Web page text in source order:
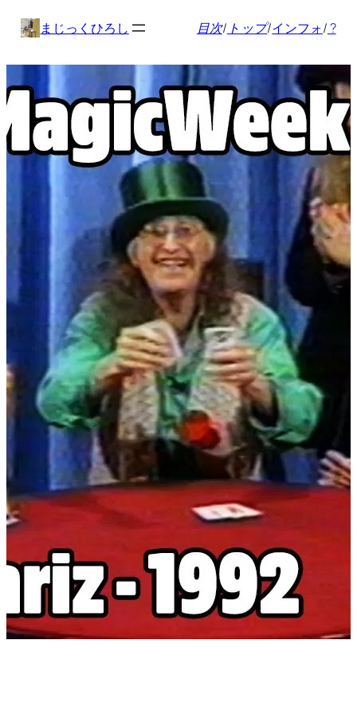
キ
プ
まじっくひろし 目次/ トップ/インフォ/ ?